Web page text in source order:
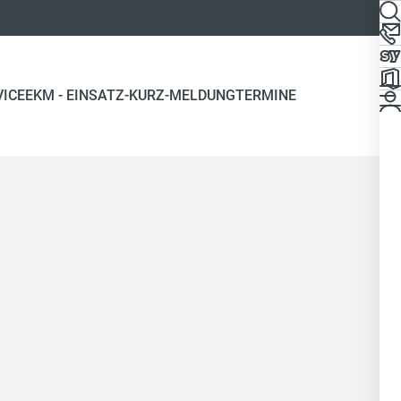
EKM - EINSATZ-KURZ-MELDUNGTERMINE